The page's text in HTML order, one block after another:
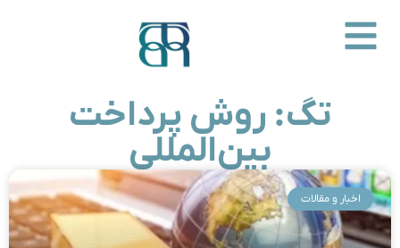
تگ: روش پرداخت
بین‌المللی
اخبار و مقالات